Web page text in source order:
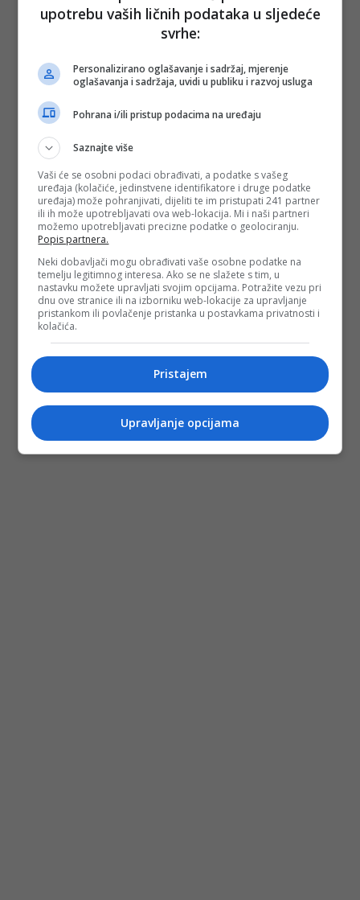
Crna Hronika /DEPO PORTAL/af)
Depo.ba pratite putem društvenih mrežaTwitteriFacebook
upotrebu vaših ličnih podataka u sljedeće
svrhe:
Personalizirano oglašavanje i sadržaj, mjerenje
oglašavanja i sadržaja, uvidi u publiku i razvoj usluga
Pohrana i/ili pristup podacima na uređaju
Saznajte više
Vaši će se osobni podaci obrađivati, a podatke s vašeg
uređaja (kolačiće, jedinstvene identifikatore i druge podatke
uređaja) može pohranjivati, dijeliti te im pristupati 241 partner
ili ih može upotrebljavati ova web-lokacija. Mi i naši partneri
možemo upotrebljavati precizne podatke o geolociranju.
Popis partnera.
Neki dobavljači mogu obrađivati vaše osobne podatke na
temelju legitimnog interesa. Ako se ne slažete s tim, u
nastavku možete upravljati svojim opcijama. Potražite vezu pri
dnu ove stranice ili na izborniku web-lokacije za upravljanje
pristankom ili povlačenje pristanka u postavkama privatnosti i
kolačića.
Pristajem
Upravljanje opcijama